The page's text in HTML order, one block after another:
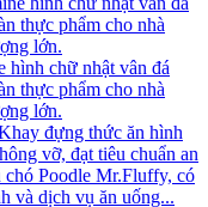
hình chữ nhật vân đá
thực phẩm cho nhà
lớn.